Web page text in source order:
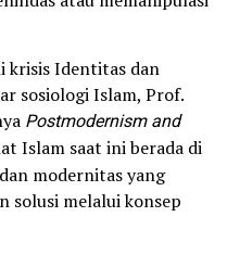
krisis Identitas dan
sosiologi Islam, Prof.
Postmodernism and
Islam saat ini berada di
modernitas yang
solusi melalui konsep